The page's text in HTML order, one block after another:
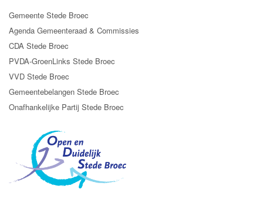
Gemeente Stede Broec
Agenda Gemeenteraad & Commissies
CDA Stede Broec
PVDA-GroenLinks Stede Broec
VVD Stede Broec
Gemeentebelangen Stede Broec
Onafhankelijke Partij Stede Broec